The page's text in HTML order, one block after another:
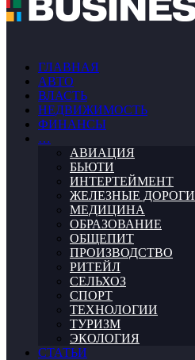
ГЛАВНАЯ
АВТО
ВЛАСТЬ
НЕДВИЖИМОСТЬ
ФИНАНСЫ
…
АВИАЦИЯ
БЬЮТИ
ИНТЕРТЕЙМЕНТ
ЖЕЛЕЗНЫЕ ДОРОГИ
МЕДИЦИНА
ОБРАЗОВАНИЕ
ОБЩЕПИТ
ПРОИЗВОДСТВО
РИТЕЙЛ
СЕЛЬХОЗ
СПОРТ
ТЕХНОЛОГИИ
ТУРИЗМ
ЭКОЛОГИЯ
СТАТЬИ